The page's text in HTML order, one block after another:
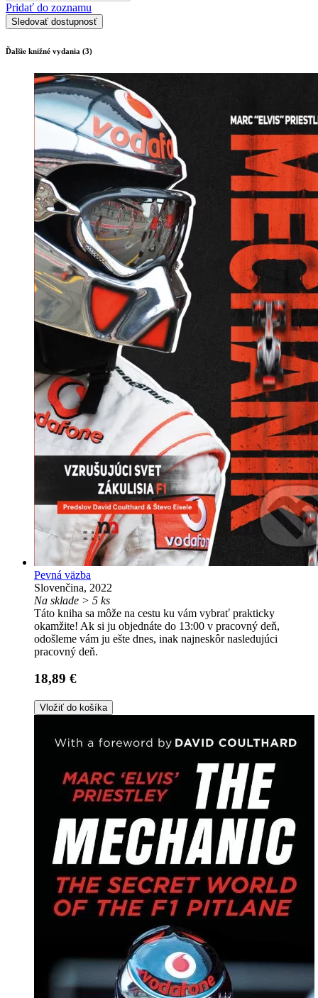
Pridať do zoznamu
Sledovať dostupnosť
Ďalšie knižné vydania (3)
Pevná väzba
Slovenčina, 2022
Na sklade > 5 ks
Táto kniha sa môže na cestu ku vám vybrať prakticky
okamžite! Ak si ju objednáte do 13:00 v pracovný deň,
odošleme vám ju ešte dnes, inak najneskôr nasledujúci
pracovný deň.
18,89 €
Vložiť do košíka